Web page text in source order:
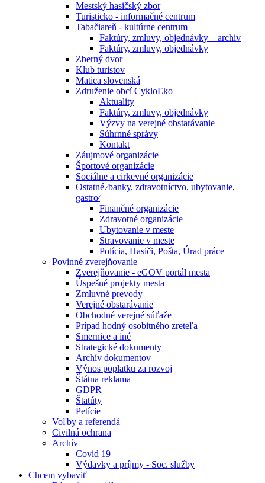
Mestský hasičský zbor
Turisticko - informačné centrum
Tabačiareň - kultúrne centrum
Faktúry, zmluvy, objednávky – archiv
Faktúry, zmluvy, objednávky
Zberný dvor
Klub turistov
Matica slovenská
Združenie obcí CykloEko
Aktuality
Faktúry, zmluvy, objednávky
Výzvy na verejné obstarávanie
Súhrnné správy
Kontakt
Záujmové organizácie
Športové organizácie
Sociálne a cirkevné organizácie
Ostatné ⁄banky, zdravotníctvo, ubytovanie,
gastro⁄
Finančné organizácie
Zdravotné organizácie
Ubytovanie v meste
Stravovanie v meste
Polícia, Hasiči, Pošta, Úrad práce
Povinné zverejňovanie
Zverejňovanie - eGOV portál mesta
Úspešné projekty mesta
Zmluvné prevody
Verejné obstarávanie
Obchodné verejné súťaže
Prípad hodný osobitného zreteľa
Smernice a iné
Strategické dokumenty
Archív dokumentov
Výnos poplatku za rozvoj
Štátna reklama
GDPR
Štatúty
Petície
Voľby a referendá
Civilná ochrana
Archív
Covid 19
Výdavky a príjmy - Soc. služby
Chcem vybaviť